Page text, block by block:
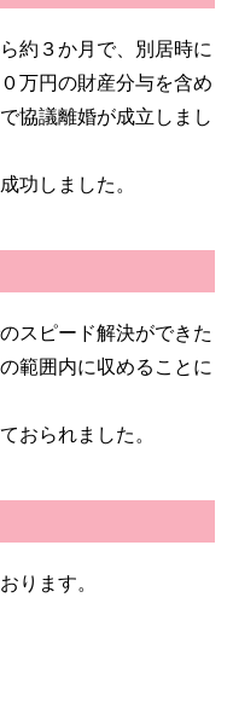
約３か月で、別居時に
万円の財産分与を含め
協議離婚が成立しまし
功しました。
スピード解決ができた
範囲内に収めることに
おられました。
ります。